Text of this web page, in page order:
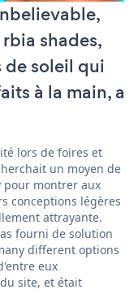
shades,
soleil qui
à la main, a
lors de foires et
un moyen de
montrer aux
conceptions légères
attrayante.
fourni de solution
different options
eux
site, et était